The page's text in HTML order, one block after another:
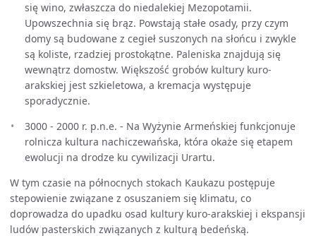
się wino, zwłaszcza do niedalekiej Mezopotamii.
Upowszechnia się brąz. Powstają stałe osady, przy czym
domy są budowane z cegieł suszonych na słońcu i zwykle
są koliste, rzadziej prostokątne. Paleniska znajdują się
wewnątrz domostw. Większość grobów kultury kuro-
arakskiej jest szkieletowa, a kremacja występuje
sporadycznie.
3000 - 2000 r. p.n.e. - Na Wyżynie Armeńskiej funkcjonuje
rolnicza kultura nachiczewańska, która okaże się etapem
ewolucji na drodze ku cywilizacji Urartu.
W tym czasie na północnych stokach Kaukazu postępuje
stepowienie związane z osuszaniem się klimatu, co
doprowadza do upadku osad kultury kuro-arakskiej i ekspansji
ludów pasterskich związanych z kulturą bedeńską.